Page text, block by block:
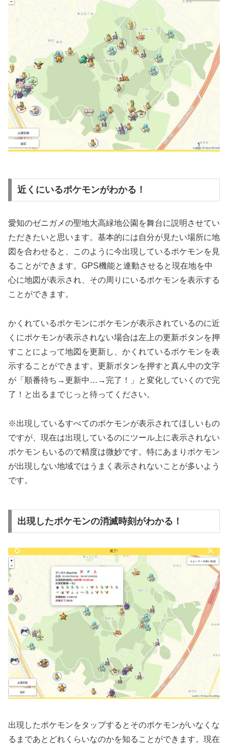
近くにいるポケモンがわかる！
愛知のゼニガメの聖地大高緑地公園を舞台に説明させてい
ただきたいと思います。基本的には自分が見たい場所に地
図を合わせると、このように今出現しているポケモンを見
ることができます。GPS機能と連動させると現在地を中
心に地図が表示され、その周りにいるポケモンを表示する
ことができます。
かくれているポケモンにポケモンが表示されているのに近
くにポケモンが表示されない場合は左上の更新ボタンを押
すことによって地図を更新し、かくれているポケモンを表
示することができます。更新ボタンを押すと真ん中の文字
が「順番待ち→更新中…→完了！」と変化していくので完
了！と出るまでじっと待ってください。
※出現しているすべてのポケモンが表示されてほしいもの
ですが、現在は出現しているのにツール上に表示されない
ポケモンもいるので精度は微妙です。特にあまりポケモン
が出現しない地域ではうまく表示されないことが多いよう
です。
出現したポケモンの消滅時刻がわかる！
出現したポケモンをタップするとそのポケモンがいなくな
るまであとどれくらいなのかを知ることができます。現在